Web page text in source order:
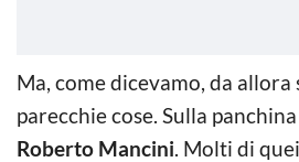
Ma, come dicevamo, da
parecchie cose. Sulla
Roberto Mancini. Molti di